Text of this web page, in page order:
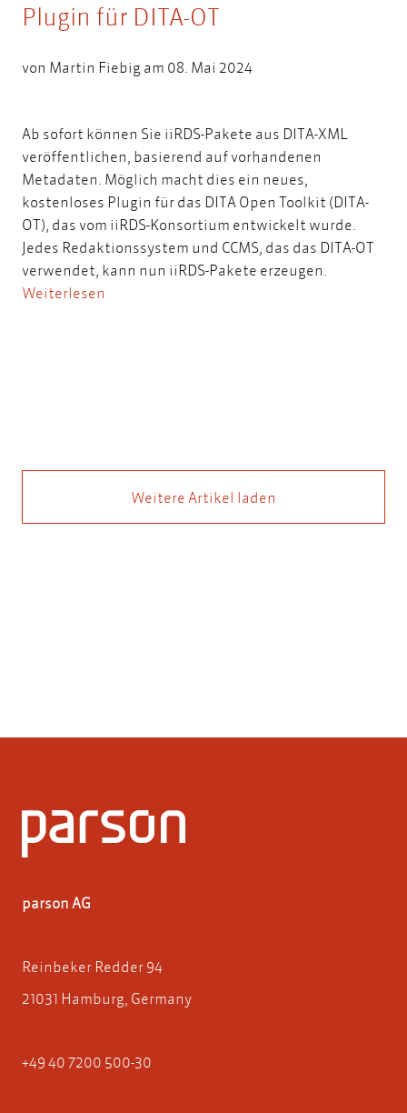
Plugin für DITA-OT
von Martin Fiebig am 08. Mai 2024
Ab sofort können Sie iiRDS-Pakete aus DITA-XML
veröffentlichen, basierend auf vorhandenen
Metadaten. Möglich macht dies ein neues,
kostenloses Plugin für das DITA Open Toolkit (DITA-
OT), das vom iiRDS-Konsortium entwickelt wurde.
Jedes Redaktionssystem und CCMS, das das DITA-OT
verwendet, kann nun iiRDS-Pakete erzeugen.
Weiterlesen
Weitere Artikel laden
parson AG
Reinbeker Redder 94
21031 Hamburg, Germany
+49 40 7200 500-30